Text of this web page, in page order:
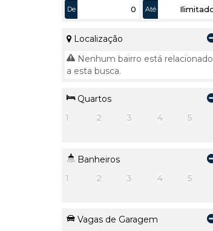
De Até
Localização
Nenhum bairro está relacionado
a esta busca.
Quartos
1
2 3 4 5
Banheiros
1
2 3 4 5
Vagas de Garagem